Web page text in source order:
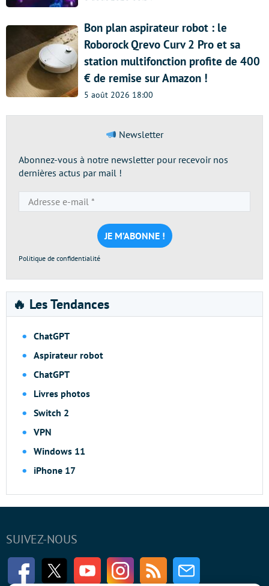
Bon plan aspirateur robot : le
Roborock Qrevo Curv 2 Pro et sa
station multifonction profite de 400
€ de remise sur Amazon !
5 août 2026 18:00
Newsletter
Abonnez-vous à notre newsletter pour recevoir nos
dernières actus par mail !
e-
mail
*
Politique de confidentialité
🔥 Les Tendances
ChatGPT
Aspirateur robot
ChatGPT
Livres photos
Switch 2
VPN
Windows 11
iPhone 17
SUIVEZ-NOUS
FacebookTwitter Youtube InstagramRSS Newsletter